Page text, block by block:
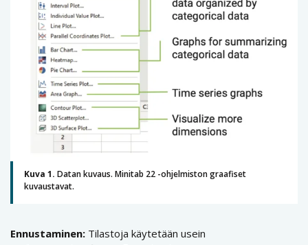
Kuva 1. Datan kuvaus. Minitab 22 -ohjelmiston graafiset
kuvaustavat.
Ennustaminen: Tilastoja käytetään usein